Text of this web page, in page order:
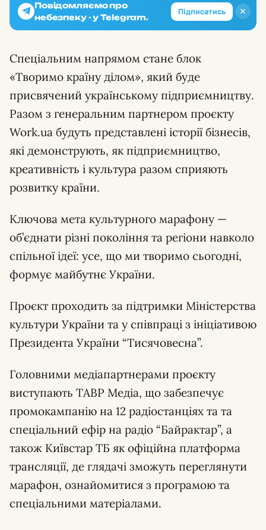
✕
Повідомляємо про
небезпеку - у Telegram.
Підписатись
Спеціальним напрямом стане блок
«Творимо країну ділом», який буде
присвячений українському підприємництву.
Разом з генеральним партнером проєкту
Work.ua будуть представлені історії бізнесів,
які демонструють, як підприємництво,
креативність і культура разом сприяють
розвитку країни.
Ключова мета культурного марафону —
об’єднати різні покоління та регіони навколо
спільної ідеї: усе, що ми творимо сьогодні,
формує майбутнє України.
Проєкт проходить за підтримки Міністерства
культури України та у співпраці з ініціативою
Президента України “Тисячовесна”.
Головними медіапартнерами проєкту
виступають ТАВР Медіа, що забезпечує
промокампанію на 12 радіостанціях та та
спеціальний ефір на радіо “Байрактар”, а
також Київстар ТБ як офіційна платформа
трансляції, де глядачі зможуть переглянути
марафон, ознайомитися з програмою та
спеціальними матеріалами.